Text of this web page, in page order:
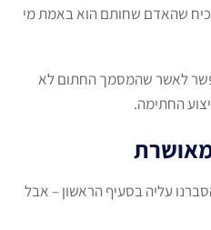
שהאדם שחותם הוא באמת מי
לאשר שהמסמך החתום לא
החתימה.
עליה בסעיף הראשון – אבל